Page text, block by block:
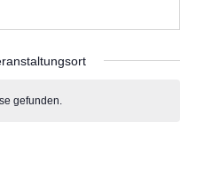
gefunden.